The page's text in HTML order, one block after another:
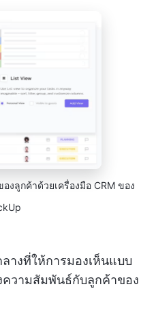
งลูกค้าด้วยเครื่องมือ CRM ของ
างที่ให้การมองเห็นแบบ
วามสัมพันธ์กับลูกค้าของ